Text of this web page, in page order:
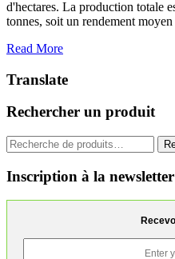
d'hectares. La production totale
tonnes, soit un rendement
Read More
Translate
Rechercher un produit
Recherche
pour :
Inscription à la newsletter